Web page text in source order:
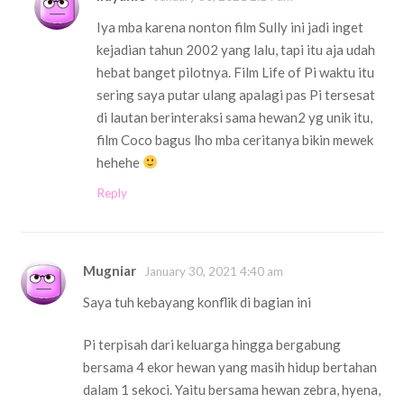
Iya mba karena nonton film Sully ini jadi inget
kejadian tahun 2002 yang lalu, tapi itu aja udah
hebat banget pilotnya. Film Life of Pi waktu itu
sering saya putar ulang apalagi pas Pi tersesat
di lautan berinteraksi sama hewan2 yg unik itu,
film Coco bagus lho mba ceritanya bikin mewek
hehehe
Reply
Mugniar January 30, 2021 4:40 am
Saya tuh kebayang konflik di bagian ini
Pi terpisah dari keluarga hingga bergabung
bersama 4 ekor hewan yang masih hidup bertahan
dalam 1 sekoci. Yaitu bersama hewan zebra, hyena,